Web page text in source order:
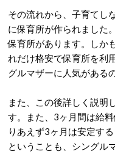
その流れから、子育てし
に保育所が作られました
保育所があります。しか
れだけ格安で保育所を利
グルマザーに人気がある
また、この後詳しく説明
す。また、3ヶ月間は給
りあえず3ヶ月は安定す
ということも、シングル